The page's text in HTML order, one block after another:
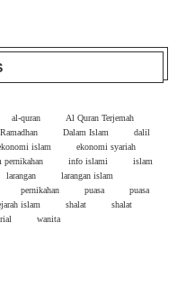
al-quran
Al Quran Terjemah
Dalam Islam
dalil
islam
ekonomi syariah
pernikahan info islami
islam
larangan
larangan islam
pernikahan puasa
puasa
islam shalat
shalat
wanita